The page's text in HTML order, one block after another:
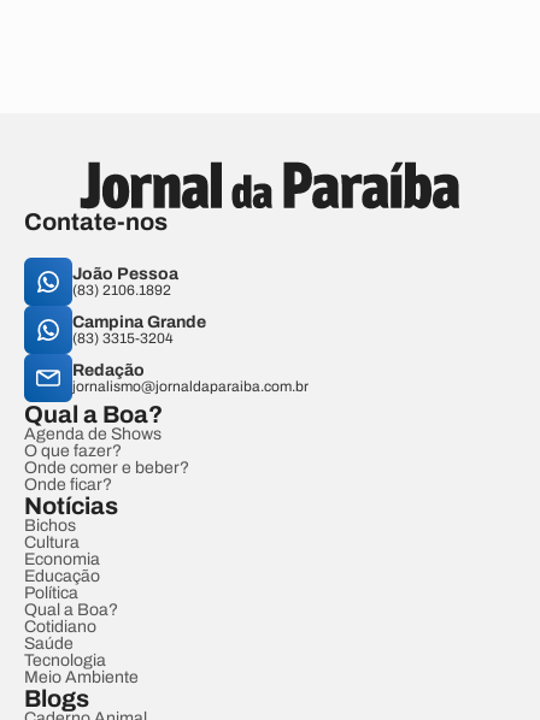
Contate-nos
João Pessoa
(83) 2106.1892
Campina Grande
(83) 3315-3204
Redação
jornalismo@jornaldaparaiba.com.br
Qual a Boa?
Agenda de Shows
O que fazer?
Onde comer e beber?
Onde ficar?
Notícias
Bichos
Cultura
Economia
Educação
Política
Qual a Boa?
Cotidiano
Saúde
Tecnologia
Meio Ambiente
Blogs